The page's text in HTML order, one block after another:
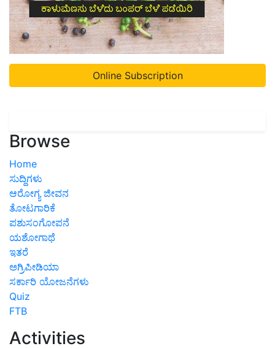
Online Subscription
Browse
Home
ಸುದ್ದಿಗಳು
ಆರೋಗ್ಯ ಜೀವನ
ತೋಟಗಾರಿಕೆ
ಪಶುಸಂಗೋಪನೆ
ಯಶೋಗಾಥೆ
ಇತರೆ
ಅಗ್ರಿಪೀಡಿಯಾ
ಸರ್ಕಾರಿ ಯೋಜನೆಗಳು
Quiz
FTB
Activities